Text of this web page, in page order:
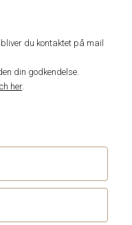
du kontaktet på mail
din godkendelse.
her.